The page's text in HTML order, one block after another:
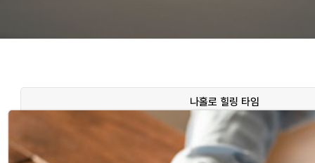
나홀로 힐링 타임